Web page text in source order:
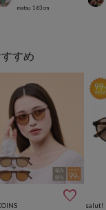
matsu 163cm
すめ

salut!